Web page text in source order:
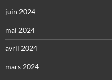
juin 2024
mai 2024
avril 2024
mars 2024